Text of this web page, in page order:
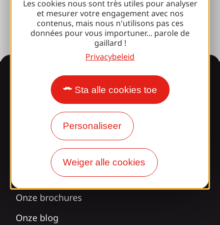
Les cookies nous sont très utiles pour analyser
et mesurer votre engagement avec nos
contenus, mais nous n'utilisons pas ces
données pour vous importuner... parole de
gaillard !
Privacybeleid
Sta alle cookies toe
Personaliseer
Weiger alle cookies
Perszaal
Informatie
Verrast door ons
ontwerp?
Onze openingstijden
Toegang en transport
Onze brochures
Onze blog